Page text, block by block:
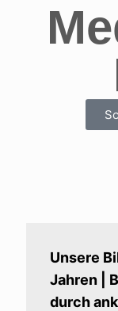
Unsere
Jahren |
durch